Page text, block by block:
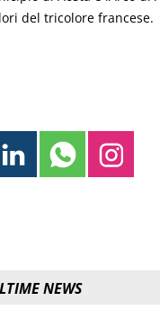
del tricolore francese.
NEWS